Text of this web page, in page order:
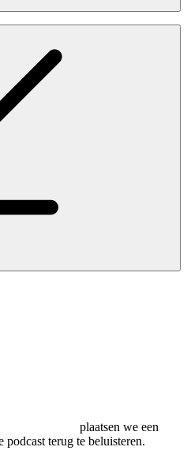
plaatsen we een
terug te beluisteren.